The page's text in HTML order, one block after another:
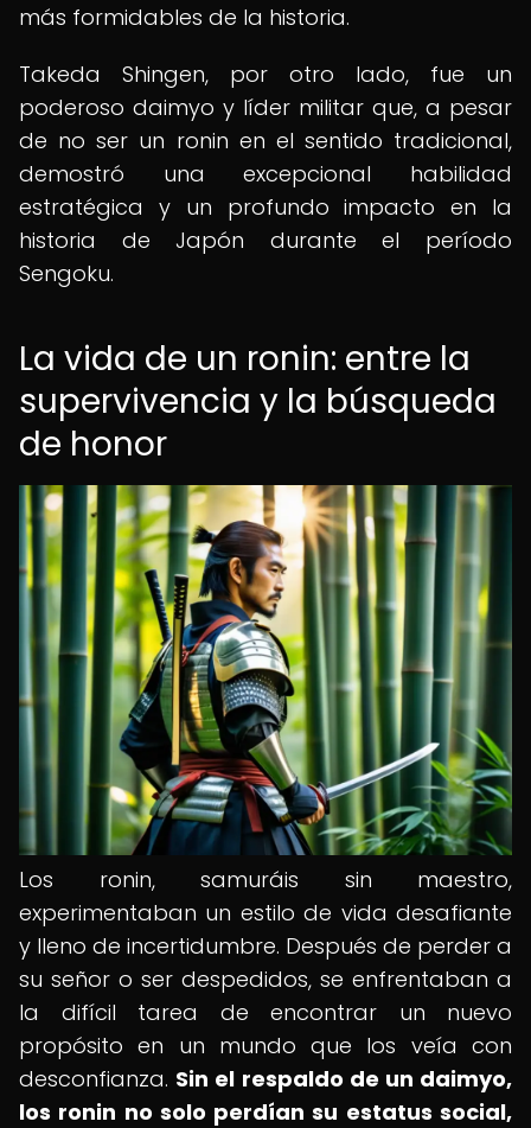
más formidables de la historia.
Takeda Shingen, por otro lado, fue un
poderoso daimyo y líder militar que, a pesar
de no ser un ronin en el sentido tradicional,
demostró una excepcional habilidad
estratégica y un profundo impacto en la
historia de Japón durante el período
Sengoku.
La vida de un ronin: entre la
supervivencia y la búsqueda
de honor
Los ronin, samuráis sin maestro,
experimentaban un estilo de vida desafiante
y lleno de incertidumbre. Después de perder a
su señor o ser despedidos, se enfrentaban a
la difícil tarea de encontrar un nuevo
propósito en un mundo que los veía con
desconfianza. Sin el respaldo de un daimyo,
los ronin no solo perdían su estatus social,